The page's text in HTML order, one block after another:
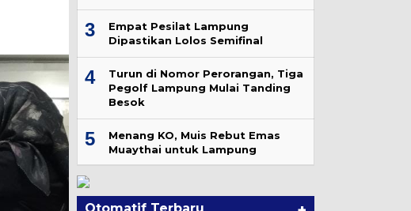
3
Empat Pesilat Lampung
Dipastikan Lolos Semifinal
4
Turun di Nomor Perorangan, Tiga
Pegolf Lampung Mulai Tanding
Besok
5
Menang KO, Muis Rebut Emas
Muaythai untuk Lampung